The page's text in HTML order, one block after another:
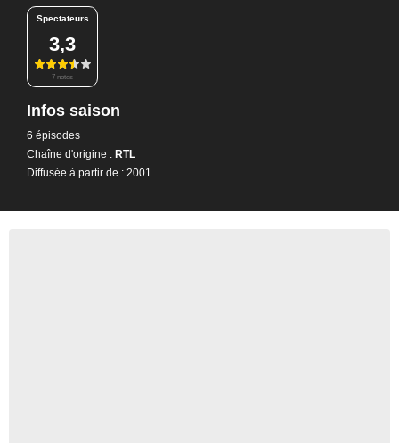
Spectateurs
3,3
7 notes
Infos saison
6 épisodes
Chaîne d'origine : RTL
Diffusée à partir de : 2001